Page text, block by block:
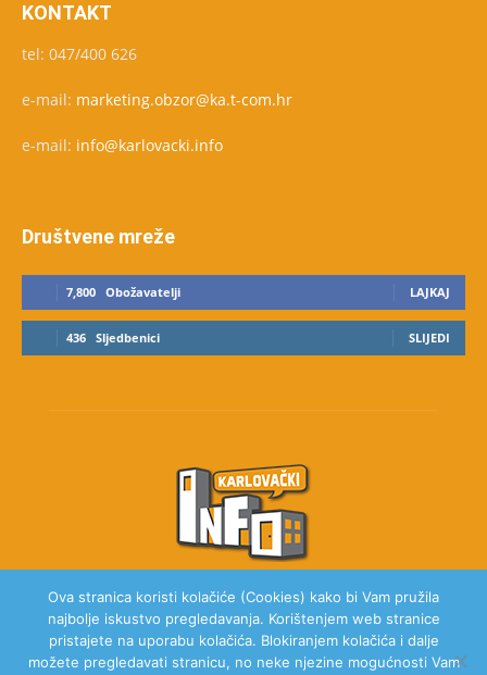
KONTAKT
tel: 047/400 626
e-mail: marketing.obzor@ka.t-com.hr
e-mail: info@karlovacki.info
Društvene mreže
7,800 Obožavatelji LAJKAJ
436 Sljedbenici SLIJEDI
O NAMA
Ova stranica koristi kolačiće (Cookies) kako bi Vam pružila
najbolje iskustvo pregledavanja. Korištenjem web stranice
pristajete na uporabu kolačića. Blokiranjem kolačića i dalje
možete pregledavati stranicu, no neke njezine mogućnosti Vam